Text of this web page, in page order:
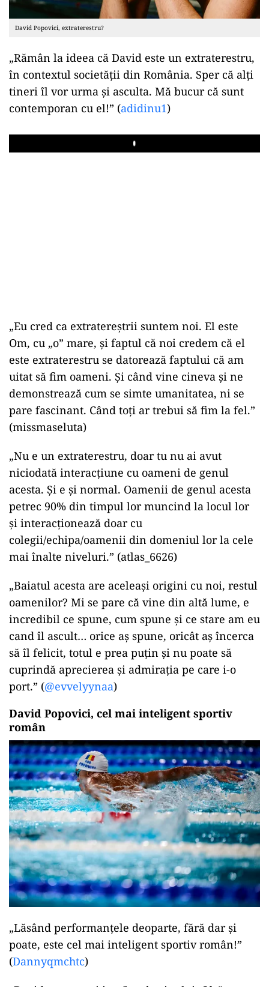
David Popovici, extraterestru?
„Rămân la ideea că David este un extraterestru,
în contextul societății din România. Sper că alți
tineri îl vor urma și asculta. Mă bucur că sunt
contemporan cu el!” (adidinu1)
Play
„Eu cred ca extratereștrii suntem noi. El este
Om, cu „o” mare, și faptul că noi credem că el
este extraterestru se datorează faptului că am
uitat să fim oameni. Și când vine cineva și ne
demonstrează cum se simte umanitatea, ni se
pare fascinant. Când toți ar trebui să fim la fel.”
(missmaseluta)
„Nu e un extraterestru, doar tu nu ai avut
niciodată interacțiune cu oameni de genul
acesta. Și e și normal. Oamenii de genul acesta
petrec 90% din timpul lor muncind la locul lor
și interacționează doar cu
colegii/echipa/oamenii din domeniul lor la cele
mai înalte niveluri.” (atlas_6626)
„Baiatul acesta are aceleași origini cu noi, restul
oamenilor? Mi se pare că vine din altă lume, e
incredibil ce spune, cum spune și ce stare am eu
cand îl ascult… orice aș spune, oricât aș încerca
să îl felicit, totul e prea puțin și nu poate să
cuprindă aprecierea și admirația pe care i-o
port.” (@evvelyynaa)
David Popovici, cel mai inteligent sportiv
român
„Lăsând performanțele deoparte, fără dar și
poate, este cel mai inteligent sportiv român!”
(Dannyqmchtc)